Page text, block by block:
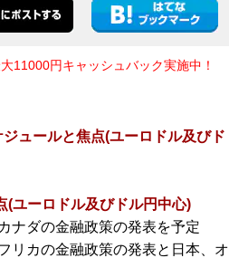
11000円キャッシュバック実施中！
ュールと焦点(ユーロドル及びド
(ユーロドル及びドル円中心)
ナダの金融政策の発表を予定
リカの金融政策の発表と日本、オ